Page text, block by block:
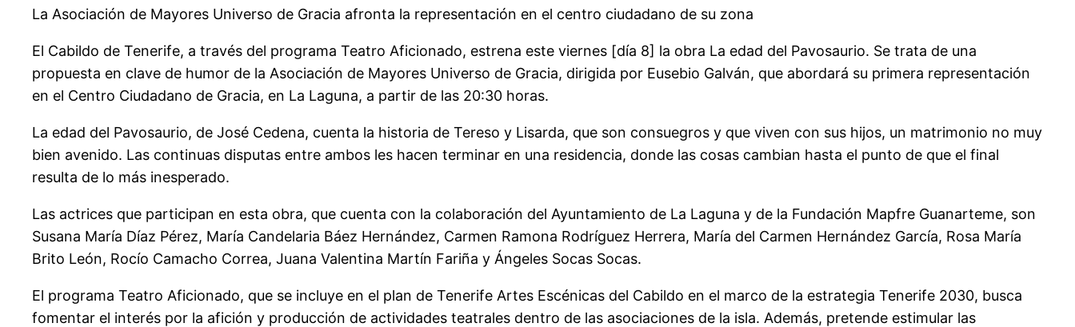
La Asociación de Mayores Universo de Gracia afronta la representación en el centro ciudadano de su zona
El Cabildo de Tenerife, a través del programa Teatro Aficionado, estrena este viernes [día 8] la obra La edad del Pavosaurio. Se trata de una
propuesta en clave de humor de la Asociación de Mayores Universo de Gracia, dirigida por Eusebio Galván, que abordará su primera representación
en el Centro Ciudadano de Gracia, en La Laguna, a partir de las 20:30 horas.
La edad del Pavosaurio, de José Cedena, cuenta la historia de Tereso y Lisarda, que son consuegros y que viven con sus hijos, un matrimonio no muy
bien avenido. Las continuas disputas entre ambos les hacen terminar en una residencia, donde las cosas cambian hasta el punto de que el final
resulta de lo más inesperado.
Las actrices que participan en esta obra, que cuenta con la colaboración del Ayuntamiento de La Laguna y de la Fundación Mapfre Guanarteme, son
Susana María Díaz Pérez, María Candelaria Báez Hernández, Carmen Ramona Rodríguez Herrera, María del Carmen Hernández García, Rosa María
Brito León, Rocío Camacho Correa, Juana Valentina Martín Fariña y Ángeles Socas Socas.
El programa Teatro Aficionado, que se incluye en el plan de Tenerife Artes Escénicas del Cabildo en el marco de la estrategia Tenerife 2030, busca
fomentar el interés por la afición y producción de actividades teatrales dentro de las asociaciones de la isla. Además, pretende estimular las